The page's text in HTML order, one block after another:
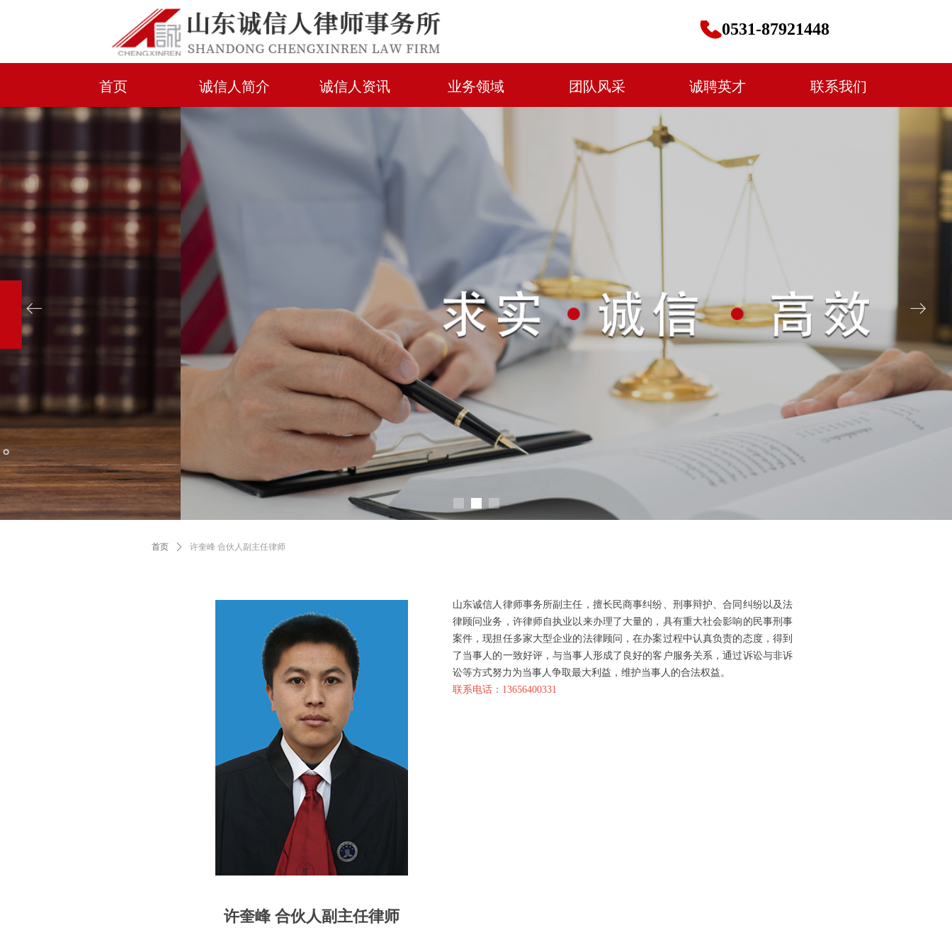
0531-87921448
首页 诚信人简介 诚信人资讯 业务领域 团队风采 诚聘英才 联系我们
ꂃ ꁹ
首页 ꄲ 许奎峰 合伙人副主任律师
许奎峰 合伙人副主任律师
山东诚信人律师事务所副主任，擅长民商事纠纷、刑事辩护、合同纠纷以及法
律顾问业务，许律师自执业以来办理了大量的，具有重大社会影响的民事刑事
案件，现担任多家大型企业的法律顾问，在办案过程中认真负责的态度，得到
了当事人的一致好评，与当事人形成了良好的客户服务关系，通过诉讼与非诉
讼等方式努力为当事人争取最大利益，维护当事人的合法权益。
联系电话：13656400331